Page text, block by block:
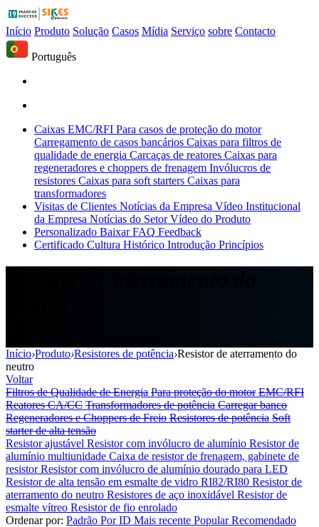
Início Produto Solução Casos Mídia Serviço sobre Contacto
Português
Caixas EMC/RFI Para casos de proteção do motor
Carregamento de casos bancários Caixas para filtros de
qualidade de energia Carcaças de reatores Caixas para
regeneradores e choppers de frenagem Invólucros de
resistores Caixas para soft starters Caixas para
transformadores
Visitas de Clientes Notícias da Empresa Vídeo Institucional
da Empresa Notícias do Setor Vídeo do Produto
Personalizado Baixar FAQ Feedback
Certificado Cultura Histórico Introdução Princípios
Início›Produto›Resistores de potência›Resistor de aterramento do
neutro
Voltar
Filtros de Qualidade de Energia Para proteção do motor EMC/RFI
Reatores CA/CC Transformadores de potência Carregar banco
Regeneradores e Choppers de Freio Resistores de potência Soft
starter de alta tensão
Resistor ajustável Resistor com invólucro de alumínio Resistor de
alumínio multiunidade Caixa de resistor de frenagem, gabinete de
resistorResistor com invólucro de alumínio dourado para LED
Resistor de alta tensão em esmalte de vidro RI82/RI80 Resistor de
aterramento do neutro Resistores de aço inoxidável Resistor de
esmalte vítreo Resistor de fio enrolado
Ordenar por: Padrão Por ID Mais recente PopularRecomendado